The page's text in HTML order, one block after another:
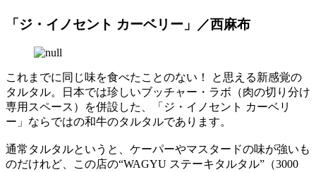
「ジ・イノセント カーベリー」／西麻布
これまでに同じ味を食べたことのない！ と思える新感覚の
タルタル。日本では珍しいブッチャー・ラボ（肉の切り分け
専用スペース）を併設した、「ジ・イノセント カーベリ
ー」ならではの和牛のタルタルであります。
通常タルタルというと、ケーパーやマスタードの味が強いも
のだけれど、この店の“WAGYU ステーキタルタル”（3000